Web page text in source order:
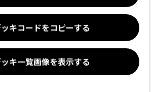
キコードをコピーする
キ一覧画像を表示する